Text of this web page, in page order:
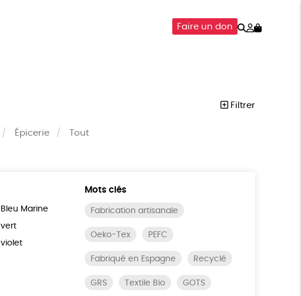
Faire un don Rechercher
Mon
Filtrer
Épicerie Tout
Bleu Marine
vert
violet
Mots clés
Fabrication artisanale
Oeko-Tex PEFC
Fabriqué en Espagne Recyclé
GRS Textile Bio GOTS